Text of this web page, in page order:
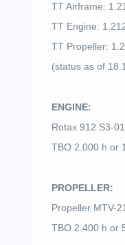
TT Airframe:
TT Engine:
TT Propeller:
(status as of
ENGINE:
Rotax 912 S3-
TBO 2.000 h or
PROPELLER:
Propeller MTV-
TBO 2.400 h or